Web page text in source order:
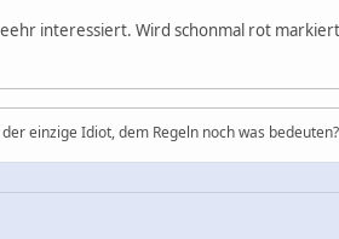
interessiert. Wird schonmal rot
einzige Idiot, dem Regeln noch was